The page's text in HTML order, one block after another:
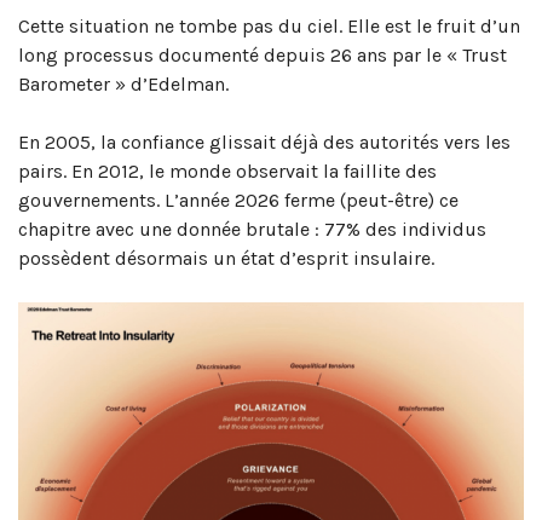
Cette situation ne tombe pas du ciel. Elle est le fruit d’un
long processus documenté depuis 26 ans par le « Trust
Barometer » d’Edelman.
En 2005, la confiance glissait déjà des autorités vers les
pairs. En 2012, le monde observait la faillite des
gouvernements. L’année 2026 ferme (peut-être) ce
chapitre avec une donnée brutale : 77% des individus
possèdent désormais un état d’esprit insulaire.